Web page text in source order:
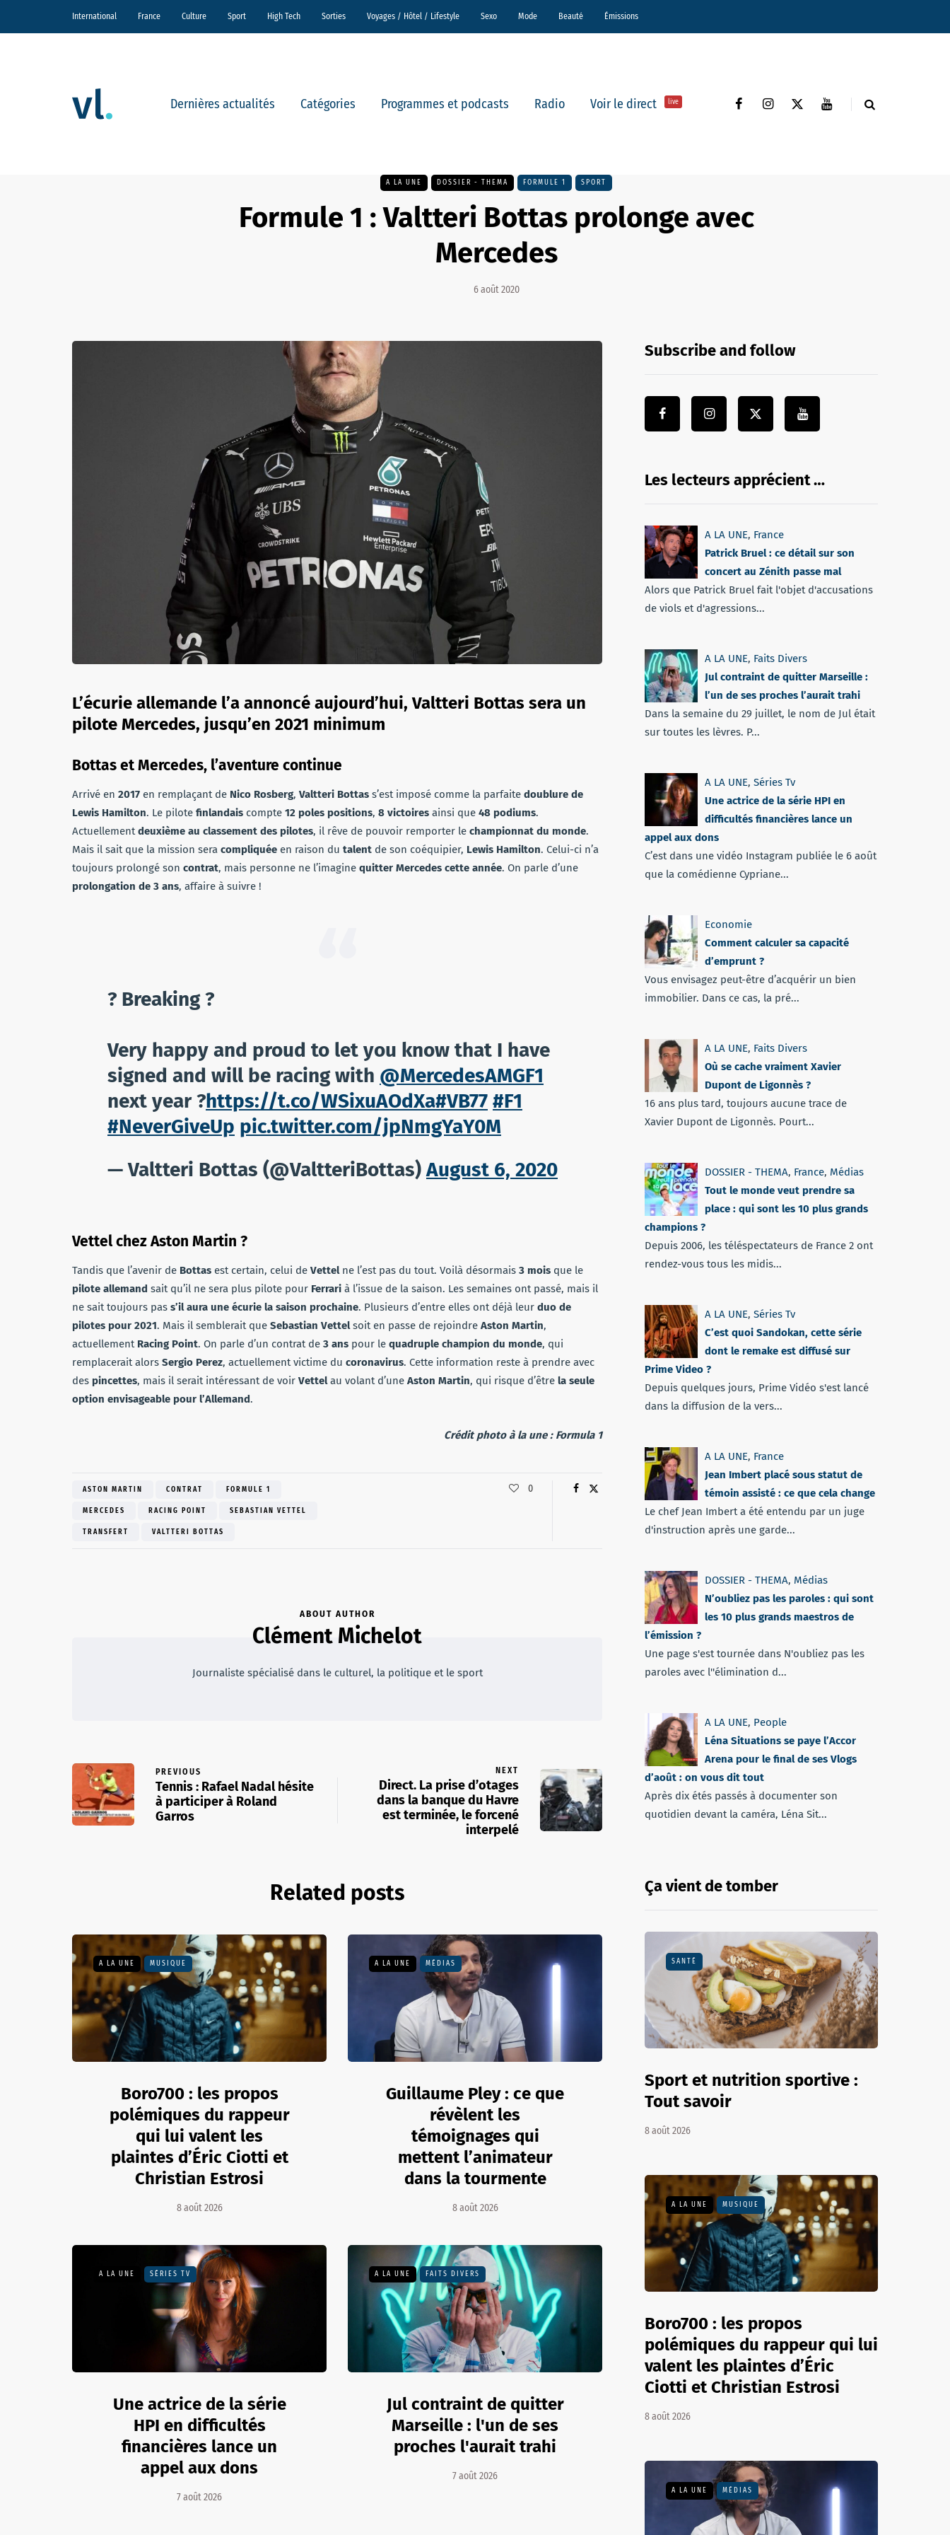
International France Culture Sport High Tech Sorties Voyages / Hôtel / Lifestyle Sexo Mode Beauté Émissions
Dernières actualités Catégories Programmes et podcasts Radio Voir le direct live
A LA UNE DOSSIER - THEMA FORMULE 1 SPORT
Formule 1 : Valtteri Bottas prolonge avec
Mercedes
6 août 2020
L’écurie allemande l’a annoncé aujourd’hui, Valtteri Bottas sera un
pilote Mercedes, jusqu’en 2021 minimum
Bottas et Mercedes, l’aventure continue
Arrivé en 2017 en remplaçant de Nico Rosberg, Valtteri Bottas s’est imposé comme la parfaite doublure de
Lewis Hamilton. Le pilote finlandais compte 12 poles positions, 8 victoires ainsi que 48 podiums.
Actuellement deuxième au classement des pilotes, il rêve de pouvoir remporter le championnat du monde.
Mais il sait que la mission sera compliquée en raison du talent de son coéquipier, Lewis Hamilton. Celui-ci n’a
toujours prolongé son contrat, mais personne ne l’imagine quitter Mercedes cette année. On parle d’une
prolongation de 3 ans, affaire à suivre !
? Breaking ?
Very happy and proud to let you know that I have
signed and will be racing with @MercedesAMGF1
next year ?https://t.co/WSixuAOdXa#VB77 #F1
#NeverGiveUp pic.twitter.com/jpNmgYaY0M
— Valtteri Bottas (@ValtteriBottas) August 6, 2020
Vettel chez Aston Martin ?
Tandis que l’avenir de Bottas est certain, celui de Vettel ne l’est pas du tout. Voilà désormais 3 mois que le
pilote allemand sait qu’il ne sera plus pilote pour Ferrari à l’issue de la saison. Les semaines ont passé, mais il
ne sait toujours pas s’il aura une écurie la saison prochaine. Plusieurs d’entre elles ont déjà leur duo de
pilotes pour 2021. Mais il semblerait que Sebastian Vettel soit en passe de rejoindre Aston Martin,
actuellement Racing Point. On parle d’un contrat de 3 ans pour le quadruple champion du monde, qui
remplacerait alors Sergio Perez, actuellement victime du coronavirus. Cette information reste à prendre avec
des pincettes, mais il serait intéressant de voir Vettel au volant d’une Aston Martin, qui risque d’être la seule
option envisageable pour l’Allemand.
Crédit photo à la une : Formula 1
ASTON MARTIN CONTRAT FORMULE 1
MERCEDES RACING POINT SEBASTIAN VETTEL
TRANSFERT VALTTERI BOTTAS
0
ABOUT AUTHOR
Clément Michelot
Journaliste spécialisé dans le culturel, la politique et le sport
PREVIOUS
Tennis : Rafael Nadal hésite
à participer à Roland
Garros
NEXT
Direct. La prise d’otages
dans la banque du Havre
est terminée, le forcené
interpelé
Related posts
A LA UNE MUSIQUE
Boro700 : les propos
polémiques du rappeur
qui lui valent les
plaintes d’Éric Ciotti et
Christian Estrosi
8 août 2026
A LA UNE MÉDIAS
Guillaume Pley : ce que
révèlent les
témoignages qui
mettent l’animateur
dans la tourmente
8 août 2026
A LA UNE SÉRIES TV
Une actrice de la série
HPI en difficultés
financières lance un
appel aux dons
7 août 2026
A LA UNE FAITS DIVERS
Jul contraint de quitter
Marseille : l'un de ses
proches l'aurait trahi
7 août 2026
Subscribe and follow
Les lecteurs apprécient …
A LA UNE, France
Patrick Bruel : ce détail sur son
concert au Zénith passe mal
Alors que Patrick Bruel fait l'objet d'accusations
de viols et d'agressions...
A LA UNE, Faits Divers
Jul contraint de quitter Marseille :
l’un de ses proches l’aurait trahi
Dans la semaine du 29 juillet, le nom de Jul était
sur toutes les lèvres. P...
A LA UNE, Séries Tv
Une actrice de la série HPI en
difficultés financières lance un
appel aux dons
C’est dans une vidéo Instagram publiée le 6 août
que la comédienne Cypriane...
Economie
Comment calculer sa capacité
d’emprunt ?
Vous envisagez peut-être d’acquérir un bien
immobilier. Dans ce cas, la pré...
A LA UNE, Faits Divers
Où se cache vraiment Xavier
Dupont de Ligonnès ?
16 ans plus tard, toujours aucune trace de
Xavier Dupont de Ligonnès. Pourt...
DOSSIER - THEMA, France, Médias
Tout le monde veut prendre sa
place : qui sont les 10 plus grands
champions ?
Depuis 2006, les téléspectateurs de France 2 ont
rendez-vous tous les midis...
A LA UNE, Séries Tv
C’est quoi Sandokan, cette série
dont le remake est diffusé sur
Prime Video ?
Depuis quelques jours, Prime Vidéo s'est lancé
dans la diffusion de la vers...
A LA UNE, France
Jean Imbert placé sous statut de
témoin assisté : ce que cela change
Le chef Jean Imbert a été entendu par un juge
d'instruction après une garde...
DOSSIER - THEMA, Médias
N’oubliez pas les paroles : qui sont
les 10 plus grands maestros de
l’émission ?
Une page s'est tournée dans N'oubliez pas les
paroles avec l''élimination d...
A LA UNE, People
Léna Situations se paye l’Accor
Arena pour le final de ses Vlogs
d’août : on vous dit tout
Après dix étés passés à documenter son
quotidien devant la caméra, Léna Sit...
Ça vient de tomber
SANTÉ
Sport et nutrition sportive :
Tout savoir
8 août 2026
A LA UNE MUSIQUE
Boro700 : les propos
polémiques du rappeur qui lui
valent les plaintes d’Éric
Ciotti et Christian Estrosi
8 août 2026
A LA UNE MÉDIAS